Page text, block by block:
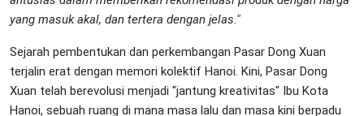
yang masuk akal, dan tertera dengan jelas."
Sejarah pembentukan dan perkembangan Pasar Dong Xuan
terjalin erat dengan memori kolektif Hanoi. Kini, Pasar Dong
Xuan telah berevolusi menjadi "jantung kreativitas" Ibu Kota
Hanoi, sebuah ruang di mana masa lalu dan masa kini berpadu